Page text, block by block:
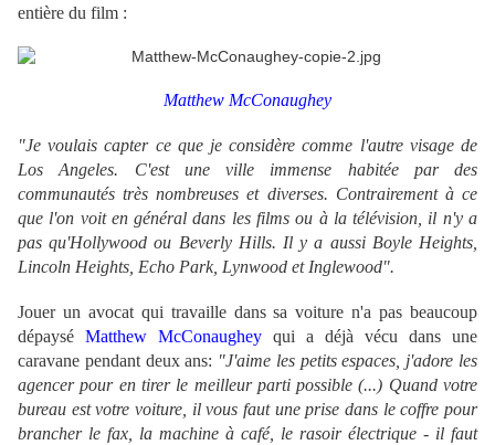
entière du film :
Matthew McConaughey
"Je voulais capter ce que je considère comme l'autre visage de
Los Angeles. C'est une ville immense habitée par des
communautés très nombreuses et diverses. Contrairement à ce
que l'on voit en général dans les films ou à la télévision, il n'y a
pas qu'Hollywood ou Beverly Hills. Il y a aussi Boyle Heights,
Lincoln Heights, Echo Park, Lynwood et Inglewood".
Jouer un avocat qui travaille dans sa voiture n'a pas beaucoup
dépaysé Matthew McConaughey qui a déjà vécu dans une
caravane pendant deux ans: "J'aime les petits espaces, j'adore les
agencer pour en tirer le meilleur parti possible (...) Quand votre
bureau est votre voiture, il vous faut une prise dans le coffre pour
brancher le fax, la machine à café, le rasoir électrique - il faut